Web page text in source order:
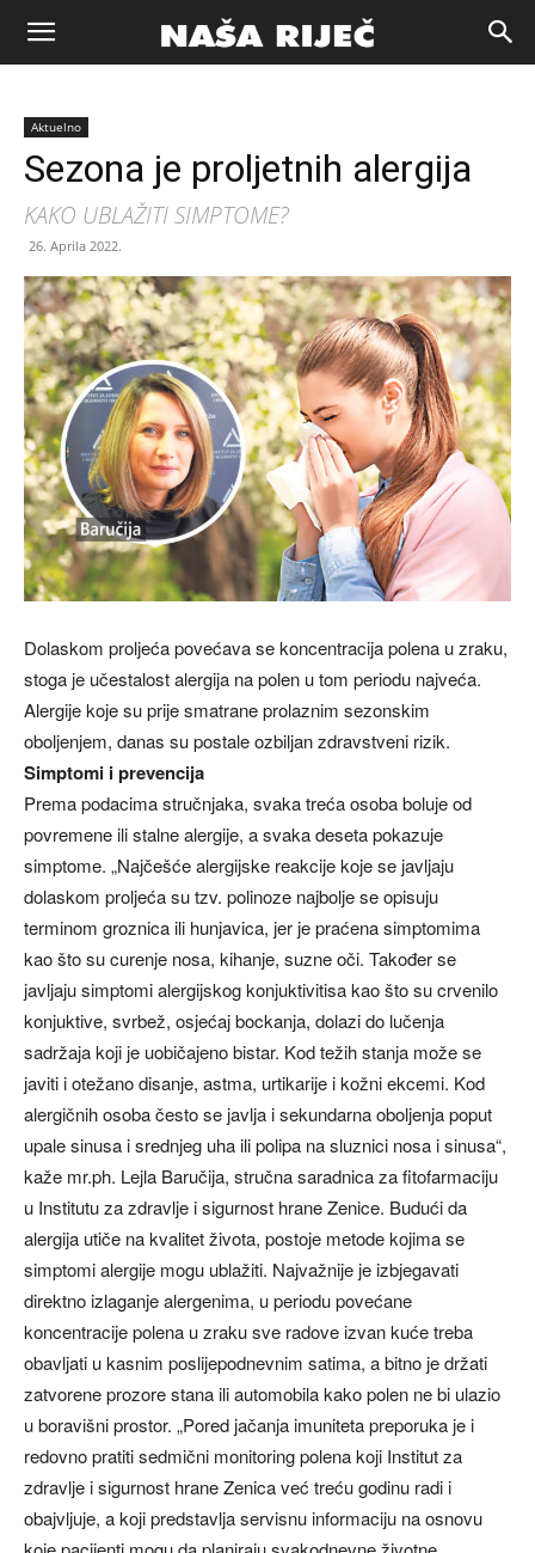
Naša
riječ
Zenica
Aktuelno
Sezona je proljetnih alergija
KAKO UBLAŽITI SIMPTOME?
26. Aprila 2022.
Dolaskom proljeća povećava se koncentracija polena u zraku,
stoga je učestalost alergija na polen u tom periodu najveća.
Alergije koje su prije smatrane prolaznim sezonskim
oboljenjem, danas su postale ozbiljan zdravstveni rizik.
Simptomi i prevencija
Prema podacima stručnjaka, svaka treća osoba boluje od
povremene ili stalne alergije, a svaka deseta pokazuje
simptome. „Najčešće alergijske reakcije koje se javljaju
dolaskom proljeća su tzv. polinoze najbolje se opisuju
terminom groznica ili hunjavica, jer je praćena simptomima
kao što su curenje nosa, kihanje, suzne oči. Također se
javljaju simptomi alergijskog konjuktivitisa kao što su crvenilo
konjuktive, svrbež, osjećaj bockanja, dolazi do lučenja
sadržaja koji je uobičajeno bistar. Kod težih stanja može se
javiti i otežano disanje, astma, urtikarije i kožni ekcemi. Kod
alergičnih osoba često se javlja i sekundarna oboljenja poput
upale sinusa i srednjeg uha ili polipa na sluznici nosa i sinusa“,
kaže mr.ph. Lejla Baručija, stručna saradnica za fitofarmaciju
u Institutu za zdravlje i sigurnost hrane Zenice. Budući da
alergija utiče na kvalitet života, postoje metode kojima se
simptomi alergije mogu ublažiti. Najvažnije je izbjegavati
direktno izlaganje alergenima, u periodu povećane
koncentracije polena u zraku sve radove izvan kuće treba
obavljati u kasnim poslijepodnevnim satima, a bitno je držati
zatvorene prozore stana ili automobila kako polen ne bi ulazio
u boravišni prostor. „Pored jačanja imuniteta preporuka je i
redovno pratiti sedmični monitoring polena koji Institut za
zdravlje i sigurnost hrane Zenica već treću godinu radi i
obajvljuje, a koji predstavlja servisnu informaciju na osnovu